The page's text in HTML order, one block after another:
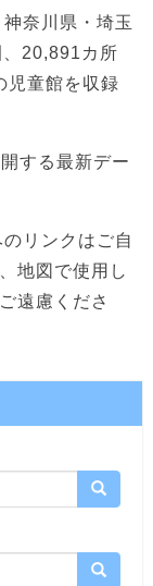
奈川県・埼玉
20,891カ所
児童館を収録
する最新デー
リンクはご自
地図で使用し
遠慮くださ